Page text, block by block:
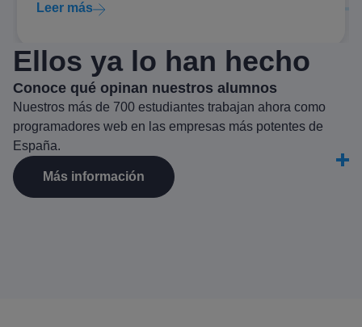
Leer más
Ellos ya lo han hecho
Conoce qué opinan nuestros alumnos
Nuestros más de 700 estudiantes trabajan ahora como
programadores web en las empresas más potentes de
España.
Más información